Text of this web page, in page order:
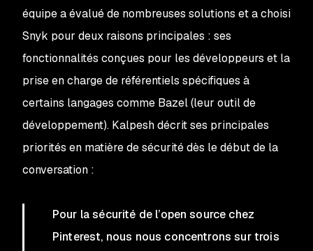
équipe a évalué de nombreuses solutions et a choisi
Snyk pour deux raisons principales : ses
fonctionnalités conçues pour les développeurs et la
prise en charge de référentiels spécifiques à
certains langages comme Bazel (leur outil de
développement). Kalpesh décrit ses principales
priorités en matière de sécurité dès le début de la
conversation :
Pour la sécurité de l’open source chez
Pinterest, nous nous concentrons sur trois